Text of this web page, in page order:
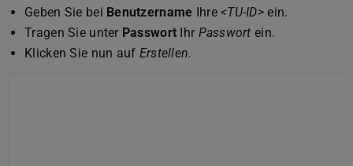
Geben Sie bei Benutzername Ihre<TU-ID> ein.
Tragen Sie unter Passwort Ihr Passwort ein.
Klicken Sie nun auf Erstellen.